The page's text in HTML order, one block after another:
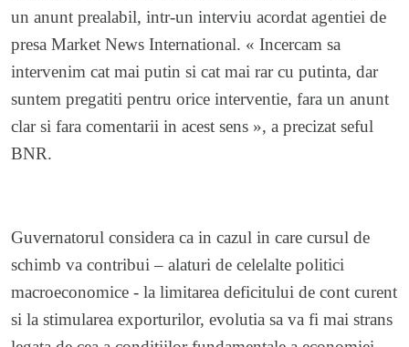
un anunt prealabil, intr-un interviu acordat agentiei de
presa Market News International. « Incercam sa
intervenim cat mai putin si cat mai rar cu putinta, dar
suntem pregatiti pentru orice interventie, fara un anunt
clar si fara comentarii in acest sens », a precizat seful
BNR.
Guvernatorul considera ca in cazul in care cursul de
schimb va contribui – alaturi de celelalte politici
macroeconomice - la limitarea deficitului de cont curent
si la stimularea exporturilor, evolutia sa va fi mai strans